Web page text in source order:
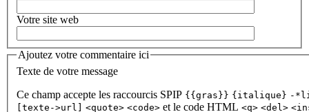
Votre site web
Ajoutez votre commentaire ici
Texte de votre message
Ce champ accepte les raccourcis SPIP {{gras}} {italique} -
[texte->url] <quote> <code> et le code HTML <q> <del>